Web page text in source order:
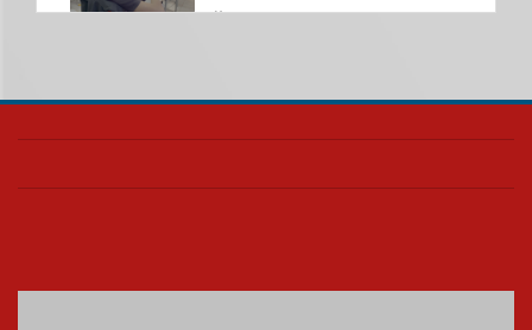
Como os pais podem investir
escola